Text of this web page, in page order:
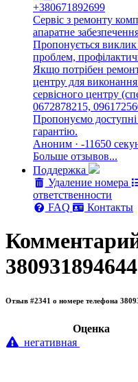
+380671892699
Сервіс з ремонту
апаратне
Пропонується виклик
проблем,
Якщо потрібен
центру для
сервісного центру
0672878215,
Пропонуємо доступні
гарантію.
Аноним · -11650
Больше отзывов...
Поддержка
Удаление номера
ответственности
FAQ
Контакты
380931894644
Отзыв #2341 о номере телефона
Oценка
негативная